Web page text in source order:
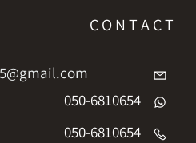
C O N T A C T
050-6810654
050-6810654